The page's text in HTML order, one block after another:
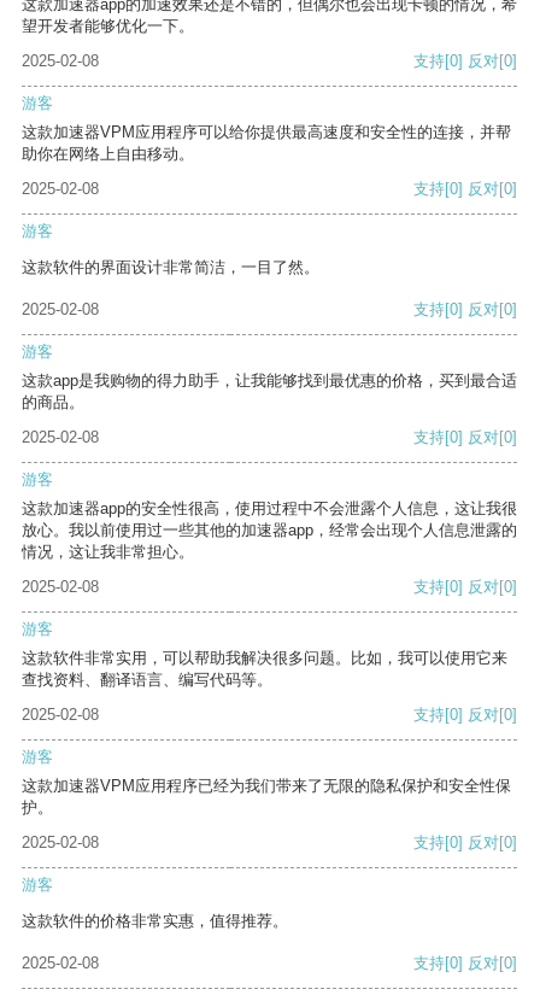
这款加速器app的加速效果还是不错的，但偶尔也会出现卡顿的情况，希
望开发者能够优化一下。
2025-02-08
支持[0] 反对[0]
游客
这款加速器VPM应用程序可以给你提供最高速度和安全性的连接，并帮
助你在网络上自由移动。
2025-02-08
支持[0] 反对[0]
游客
这款软件的界面设计非常简洁，一目了然。
2025-02-08 支持[0] 反对[0]
游客
这款app是我购物的得力助手，让我能够找到最优惠的价格，买到最合适
的商品。
2025-02-08
支持[0] 反对[0]
游客
这款加速器app的安全性很高，使用过程中不会泄露个人信息，这让我很
放心。我以前使用过一些其他的加速器app，经常会出现个人信息泄露的
情况，这让我非常担心。
2025-02-08
支持[0] 反对[0]
游客
这款软件非常实用，可以帮助我解决很多问题。比如，我可以使用它来
查找资料、翻译语言、编写代码等。
2025-02-08
支持[0] 反对[0]
游客
这款加速器VPM应用程序已经为我们带来了无限的隐私保护和安全性保
护。
2025-02-08
支持[0] 反对[0]
游客
这款软件的价格非常实惠，值得推荐。
2025-02-08 支持[0] 反对[0]